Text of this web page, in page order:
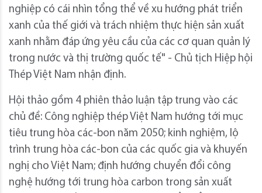
nghiệp có cái nhìn tổng thể về xu hướng phát triển
xanh của thế giới và trách nhiệm thực hiện sản xuất
xanh nhằm đáp ứng yêu cầu của các cơ quan quản lý
trong nước và thị trường quốc tế" - Chủ tịch Hiệp hội
Thép Việt Nam nhận định.
Hội thảo gồm 4 phiên thảo luận tập trung vào các
chủ đề: Công nghiệp thép Việt Nam hướng tới mục
tiêu trung hòa các-bon năm 2050; kinh nghiệm, lộ
trình trung hòa các-bon của các quốc gia và khuyến
nghị cho Việt Nam; định hướng chuyển đổi công
nghệ hướng tới trung hòa carbon trong sản xuất